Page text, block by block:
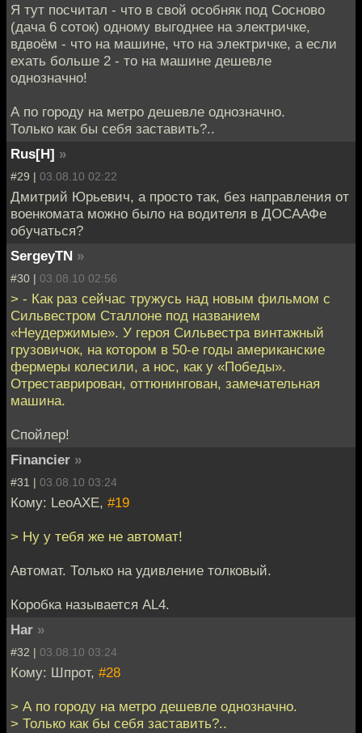
Я тут посчитал - что в свой особняк под Сосново
(дача 6 соток) одному выгоднее на электричке,
вдвоём - что на машине, что на электричке, а если
ехать больше 2 - то на машине дешевле
однозначно!
А по городу на метро дешевле однозначно.
Только как бы себя заставить?..
Rus[H] »
#29 | 03.08.10 02:22
Дмитрий Юрьевич, а просто так, без направления от
военкомата можно было на водителя в ДОСААФе
обучаться?
SergeyTN »
#30 | 03.08.10 02:56
> - Как раз сейчас тружусь над новым фильмом с
Сильвестром Сталлоне под названием
«Неудержимые». У героя Сильвестра винтажный
грузовичок, на котором в 50-е годы американские
фермеры колесили, а нос, как у «Победы».
Отреставрирован, оттюнингован, замечательная
машина.
Спойлер!
Financier »
#31 | 03.08.10 03:24
Кому: LeoAXE, #19
> Ну у тебя же не автомат!
Автомат. Только на удивление толковый.
Коробка называется AL4.
Har »
#32 | 03.08.10 03:24
Кому: Шпрот, #28
> А по городу на метро дешевле однозначно.
> Только как бы себя заставить?..